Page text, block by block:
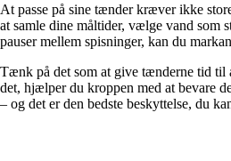
At passe på sine tænder kræver ikke
at samle dine måltider, vælge vand som
pauser mellem spisninger, kan du
Tænk på det som at give tænderne tid til
det, hjælper du kroppen med at bevare
– og det er den bedste beskyttelse, du